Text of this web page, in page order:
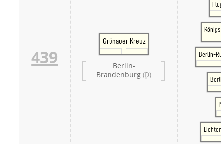
439
Grünauer Kreuz
Berlin-
Brandenburg (D)
Berlin-